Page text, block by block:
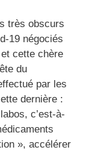
très obscurs
19 négociés
cette chère
du
par les
dernière :
c’est-à-
», accélérer